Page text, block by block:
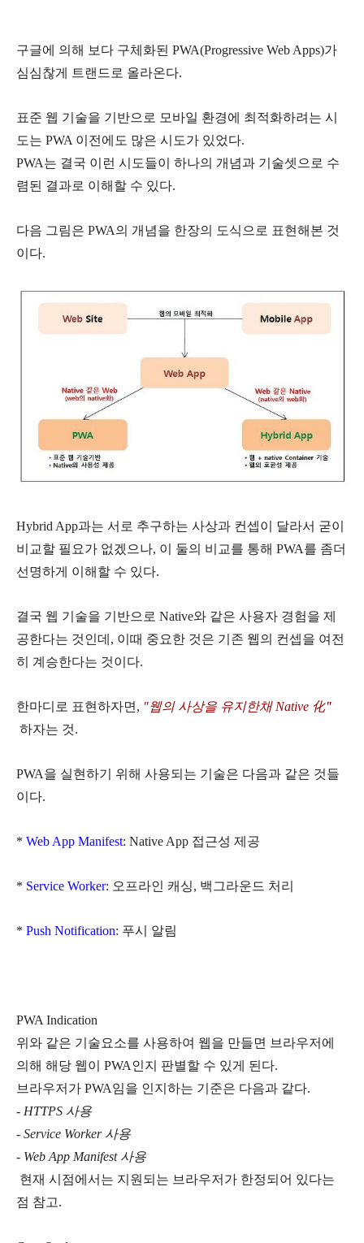
구글에 의해 보다 구체화된 PWA(Progressive Web Apps)가
심심찮게 트랜드로 올라온다.
표준 웹 기술을 기반으로 모바일 환경에 최적화하려는 시
도는 PWA 이전에도 많은 시도가 있었다.
PWA는 결국 이런 시도들이 하나의 개념과 기술셋으로 수
렴된 결과로 이해할 수 있다.
다음 그림은 PWA의 개념을 한장의 도식으로 표현해본 것
이다.
Hybrid App과는 서로 추구하는 사상과 컨셉이 달라서 굳이
비교할 필요가 없겠으나, 이 둘의 비교를 통해 PWA를 좀더
선명하게 이해할 수 있다.
결국 웹 기술을 기반으로 Native와 같은 사용자 경험을 제
공한다는 것인데, 이때 중요한 것은 기존 웹의 컨셉을 여전
히 계승한다는 것이다.
한마디로 표현하자면, "웹의 사상을 유지한채 Native 化"
하자는 것.
PWA을 실현하기 위해 사용되는 기술은 다음과 같은 것들
이다.
* Web App Manifest: Native App 접근성 제공
* Service Worker: 오프라인 캐싱, 백그라운드 처리
* Push Notification: 푸시 알림
PWA Indication
위와 같은 기술요소를 사용하여 웹을 만들면 브라우저에
의해 해당 웹이 PWA인지 판별할 수 있게 된다.
브라우저가 PWA임을 인지하는 기준은 다음과 같다.
- HTTPS 사용
- Service Worker 사용
- Web App Manifest 사용
현재 시점에서는 지원되는 브라우저가 한정되어 있다는
점 참고.